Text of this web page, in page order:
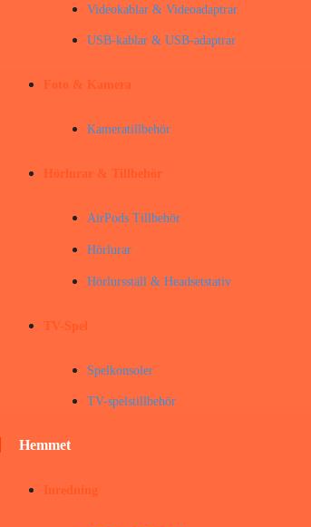
Videokablar & Videoadaptrar
USB-kablar & USB-adaptrar
Foto & Kamera
Kameratillbehör
Hörlurar & Tillbehör
AirPods Tillbehör
Hörlurar
Hörlursställ & Headsetstativ
TV-Spel
Spelkonsoler
TV-spelstillbehör
Hemmet
Inredning